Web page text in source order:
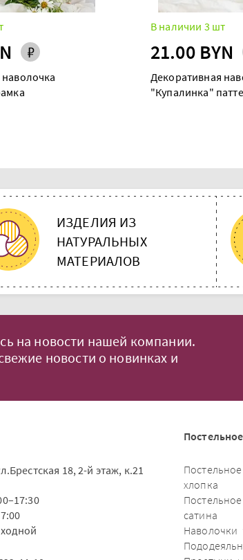
В наличии 3 шт
21.00 BYN
Декоративная
"Купалинка"
ИЗДЕЛИЯ ИЗ
НАТУРАЛЬНЫХ
МАТЕРИАЛОВ
на новости нашей компании.
новости о новинках и
18, 2-й этаж, к.21
хлопка
сатина
Наволочки